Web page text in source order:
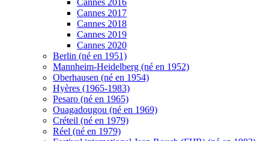
Cannes 2016
Cannes 2017
Cannes 2018
Cannes 2019
Cannes 2020
Berlin (né en 1951)
Mannheim-Heidelberg (né en 1952)
Oberhausen (né en 1954)
Hyères (1965-1983)
Pesaro (né en 1965)
Ouagadougou (né en 1969)
Créteil (né en 1979)
Réel (né en 1979)